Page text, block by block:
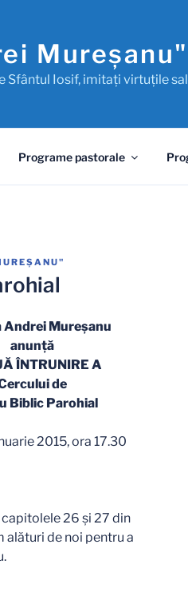
Sfântul Iosif, imitaţi virtuţile
Programe pastorale
Andrei Mureşanu
anunţă
ÎNTRUNIRE A
de
Biblic Parohial
2015, ora 17.30
26 și 27 din
alături de noi pentru a